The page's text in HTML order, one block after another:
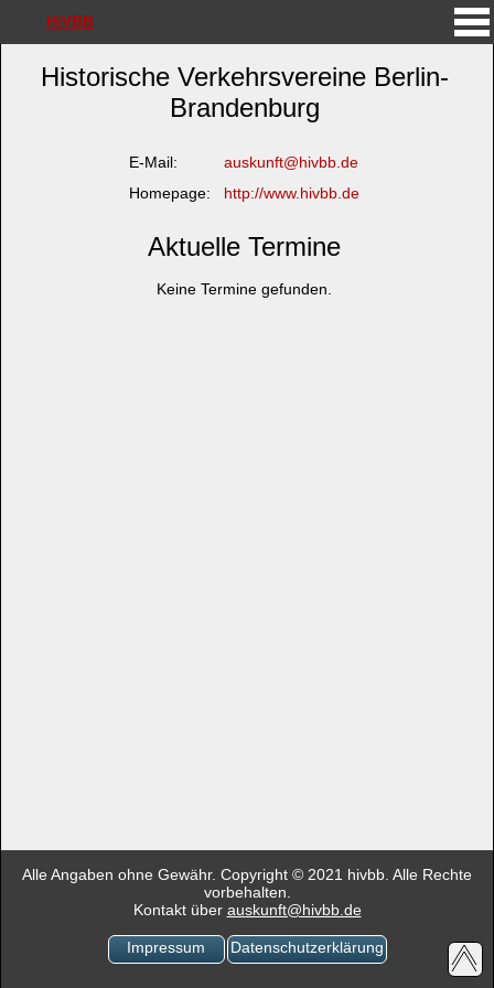
HiVBB
Historische Verkehrsvereine Berlin-
Brandenburg
E-Mail:
auskunft@hivbb.de
Homepage:
http://www.hivbb.de
Aktuelle Termine
Keine Termine gefunden.
Alle Angaben ohne Gewähr. Copyright © 2021 hivbb. Alle Rechte
vorbehalten.
Kontakt über auskunft@hivbb.de
Impressum Datenschutzerklärung